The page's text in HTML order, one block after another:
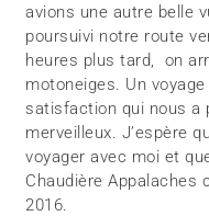
avions une autre belle
poursuivi notre route
heures plus tard, on
motoneiges. Un
satisfaction qui nous a
merveilleux. J’espère
voyager avec moi et
Chaudière Appalaches
2016.